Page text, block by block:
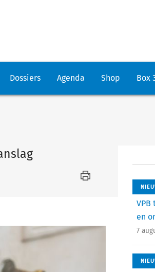
Dossiers Agenda Shop Box
en
7